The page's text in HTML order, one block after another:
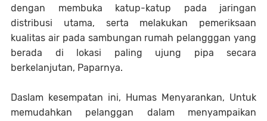
dengan membuka katup-katup pada jaringan
distribusi utama, serta melakukan pemeriksaan
kualitas air pada sambungan rumah pelangggan yang
berada di lokasi paling ujung pipa secara
berkelanjutan, Paparnya.
Daslam kesempatan ini, Humas Menyarankan, Untuk
memudahkan pelanggan dalam menyampaikan